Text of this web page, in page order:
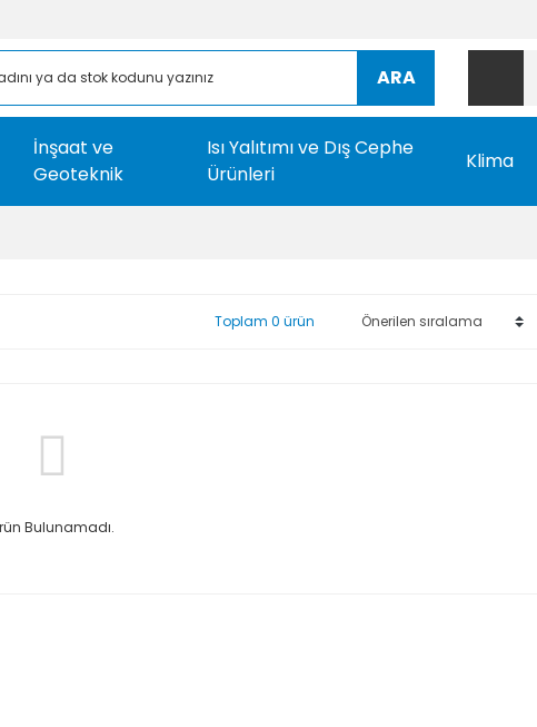
ARA
İnşaat ve
Geoteknik
Isı Yalıtımı ve Dış Cephe
Ürünleri
Klima
Toplam 0 ürün
Bulunamadı.